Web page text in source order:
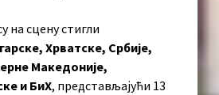
на сцену стигли
Хрватске, Србије,
Македоније,
и БиХ, представљајући 13